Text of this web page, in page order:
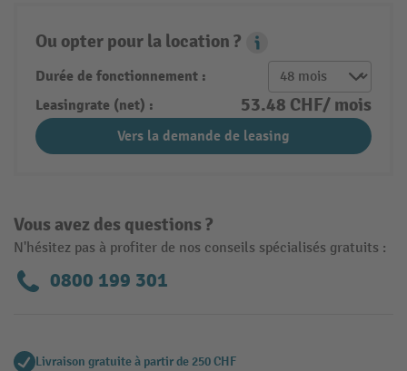
Vous avez des questions ?
N'hésitez pas à profiter de nos conseils spécialisés gratuits :
0800 199 301
Ou opter pour la location ?
Leasing Popover
Durée de fonctionnement :
Leasingrate (net) :
53.48 CHF/ mois
Vers la demande de leasing
Livraison gratuite à partir de 250 CHF